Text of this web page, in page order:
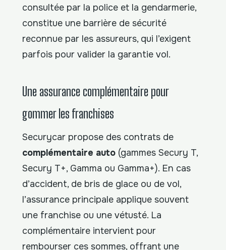
consultée par la police et la gendarmerie,
constitue une barrière de sécurité
reconnue par les assureurs, qui l’exigent
parfois pour valider la garantie vol.
Une assurance complémentaire pour
gommer les franchises
Securycar propose des contrats de
complémentaire auto (gammes Secury T,
Secury T+, Gamma ou Gamma+). En cas
d’accident, de bris de glace ou de vol,
l’assurance principale applique souvent
une franchise ou une vétusté. La
complémentaire intervient pour
rembourser ces sommes, offrant une